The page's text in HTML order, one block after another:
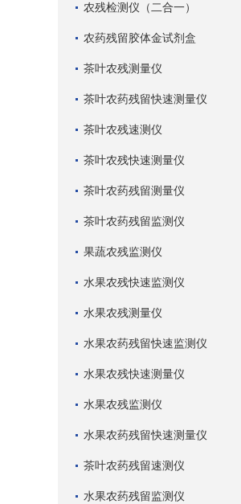
农残检测仪（二合一）
农药残留胶体金试剂盒
茶叶农残测量仪
茶叶农药残留快速测量仪
茶叶农残速测仪
茶叶农残快速测量仪
茶叶农药残留测量仪
茶叶农药残留监测仪
果蔬农残监测仪
水果农残快速监测仪
水果农残测量仪
水果农药残留快速监测仪
水果农残快速测量仪
水果农残监测仪
水果农药残留快速测量仪
茶叶农药残留速测仪
水果农药残留监测仪